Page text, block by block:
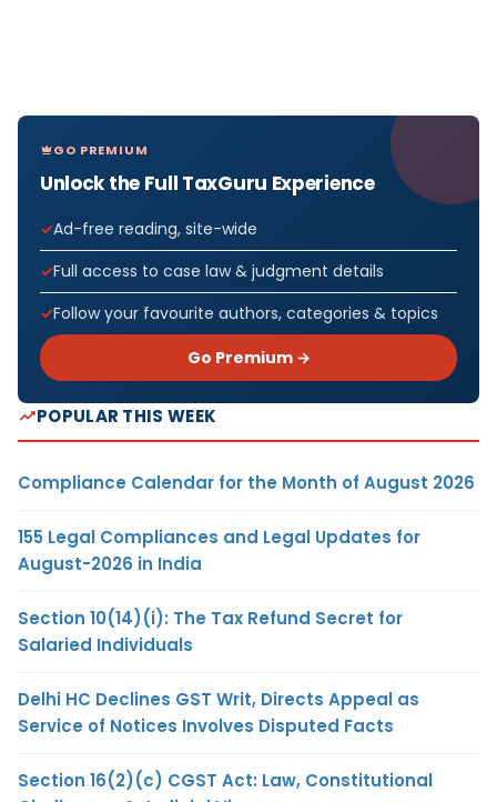
GO PREMIUM
Unlock the Full TaxGuru Experience
Ad-free reading, site-wide
Full access to case law & judgment details
Follow your favourite authors, categories & topics
Go Premium →
POPULAR THIS WEEK
Compliance Calendar for the Month of August 2026
155 Legal Compliances and Legal Updates for
August-2026 in India
Section 10(14)(i): The Tax Refund Secret for
Salaried Individuals
Delhi HC Declines GST Writ, Directs Appeal as
Service of Notices Involves Disputed Facts
Section 16(2)(c) CGST Act: Law, Constitutional